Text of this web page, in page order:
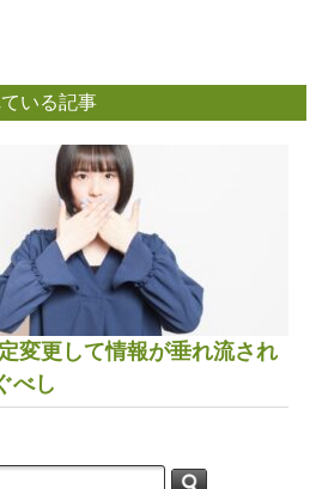
いる記事
変更して情報が垂れ流され
べし